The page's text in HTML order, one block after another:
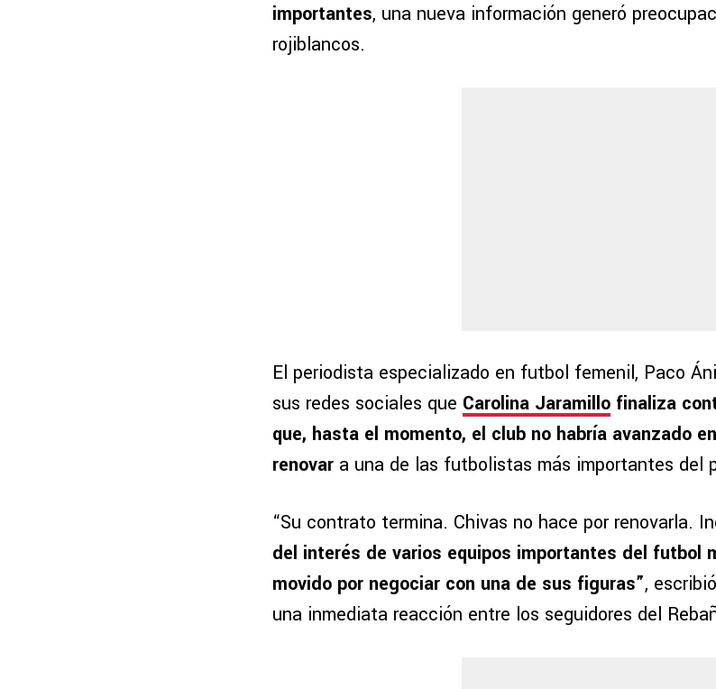
importantes, una nueva información generó
rojiblancos.
El periodista especializado en futbol femenil, Paco
sus redes sociales que Carolina Jaramillo finaliza
que, hasta el momento, el club no habría avanzado
renovar a una de las futbolistas más importantes del
“Su contrato termina. Chivas no hace por renovarla.
del interés de varios equipos importantes del futbol
movido por negociar con una de sus figuras”,
una inmediata reacción entre los seguidores del